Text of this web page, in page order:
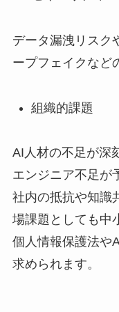
データ漏洩リスク
ープフェイクなど
組織的課題
AI人材の不足が深
エンジニア不足が
社内の抵抗や知識
場課題としても中
個人情報保護法や
求められます。